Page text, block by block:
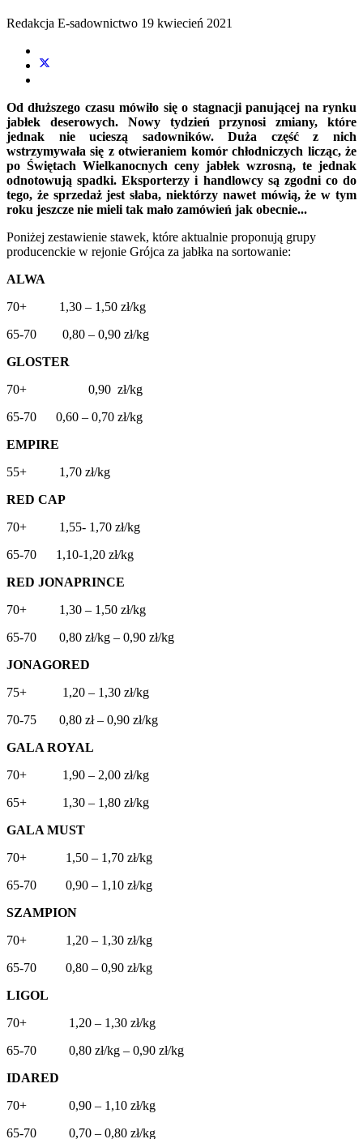
Redakcja E-sadownictwo 19 kwiecień 2021
Od dłuższego czasu mówiło się o stagnacji panującej na rynku
jabłek deserowych. Nowy tydzień przynosi zmiany, które
jednak nie ucieszą sadowników. Duża część z nich
wstrzymywała się z otwieraniem komór chłodniczych licząc, że
po Świętach Wielkanocnych ceny jabłek wzrosną, te jednak
odnotowują spadki. Eksporterzy i handlowcy są zgodni co do
tego, że sprzedaż jest słaba, niektórzy nawet mówią, że w tym
roku jeszcze nie mieli tak mało zamówień jak obecnie...
Poniżej zestawienie stawek, które aktualnie proponują grupy
producenckie w rejonie Grójca za jabłka na sortowanie:
ALWA
70+ 1,30 – 1,50 zł/kg
65-70 0,80 – 0,90 zł/kg
GLOSTER
70+ 0,90 zł/kg
65-70 0,60 – 0,70 zł/kg
EMPIRE
55+ 1,70 zł/kg
RED CAP
70+ 1,55- 1,70 zł/kg
65-70 1,10-1,20 zł/kg
RED JONAPRINCE
70+ 1,30 – 1,50 zł/kg
65-70 0,80 zł/kg – 0,90 zł/kg
JONAGORED
75+ 1,20 – 1,30 zł/kg
70-75 0,80 zł – 0,90 zł/kg
GALA ROYAL
70+ 1,90 – 2,00 zł/kg
65+ 1,30 – 1,80 zł/kg
GALA MUST
70+ 1,50 – 1,70 zł/kg
65-70 0,90 – 1,10 zł/kg
SZAMPION
70+ 1,20 – 1,30 zł/kg
65-70 0,80 – 0,90 zł/kg
LIGOL
70+ 1,20 – 1,30 zł/kg
65-70 0,80 zł/kg – 0,90 zł/kg
IDARED
70+ 0,90 – 1,10 zł/kg
65-70 0,70 – 0,80 zł/kg